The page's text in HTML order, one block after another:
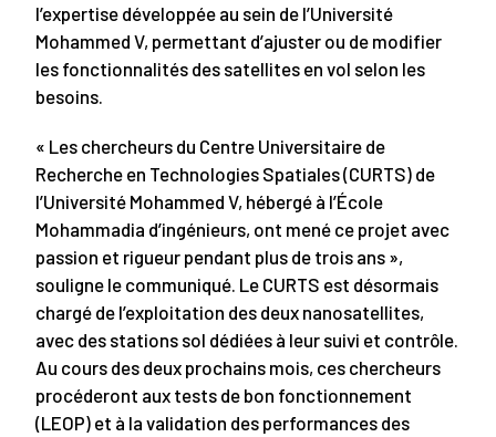
l’expertise développée au sein de l’Université
Mohammed V, permettant d’ajuster ou de modifier
les fonctionnalités des satellites en vol selon les
besoins.
« Les chercheurs du Centre Universitaire de
Recherche en Technologies Spatiales (CURTS) de
l’Université Mohammed V, hébergé à l’École
Mohammadia d’ingénieurs, ont mené ce projet avec
passion et rigueur pendant plus de trois ans »,
souligne le communiqué. Le CURTS est désormais
chargé de l’exploitation des deux nanosatellites,
avec des stations sol dédiées à leur suivi et contrôle.
Au cours des deux prochains mois, ces chercheurs
procéderont aux tests de bon fonctionnement
(LEOP) et à la validation des performances des